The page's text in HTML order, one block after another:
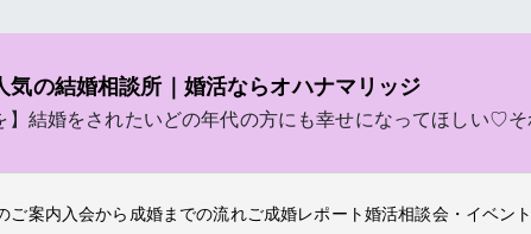
気の結婚相談所｜婚活ならオハナマリッジ
】結婚をされたいどの年代の方にも幸せになってほしい♡そ
ご案内 入会から成婚までの流れご成婚レポート婚活相談会・イベン